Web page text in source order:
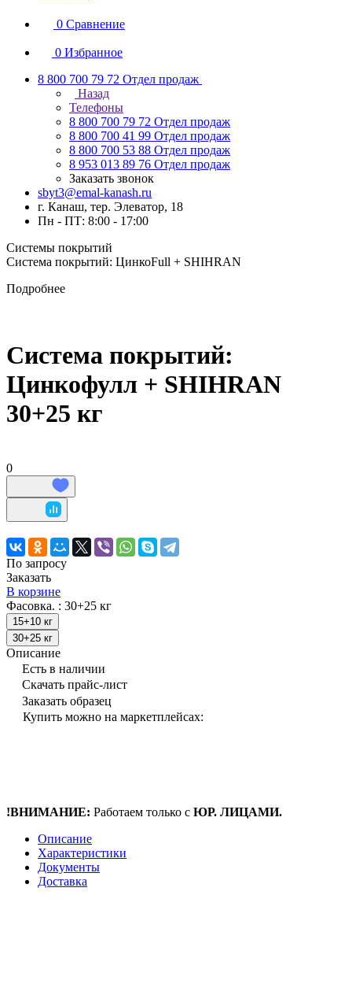
0 Сравнение
0 Избранное
8 800 700 79 72 Отдел продаж
Назад
Телефоны
8 800 700 79 72 Отдел продаж
8 800 700 41 99 Отдел продаж
8 800 700 53 88 Отдел продаж
8 953 013 89 76 Отдел продаж
Заказать звонок
sbyt3@emal-kanash.ru
г. Канаш, тер. Элеватор, 18
Пн - ПТ: 8:00 - 17:00
Системы покрытий
Система покрытий: ЦинкоFull + SHIHRAN
Подробнее
Система покрытий:
Цинкофулл + SHIHRAN
30+25 кг
0
По запросу
Заказать
В корзине
Фасовка. : 30+25 кг
15+10 кг
30+25 кг
Описание
Есть в наличии
Скачать прайс-лист
Заказать образец
Купить можно на маркетплейсах:
!ВНИМАНИЕ: Работаем только с ЮР. ЛИЦАМИ.
Описание
Характеристики
Документы
Доставка